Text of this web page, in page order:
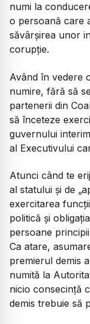
numi la
o persoană care
săvârșirea unor
corupție.
Având în vedere
numire, fără să
partenerii din
să înceteze
guvernului
al Executivului
Atunci când te
al statului și de
exercitarea
politică și
persoane
Ca atare,
premierul demis
numită la
nicio consecință
demis trebuie să